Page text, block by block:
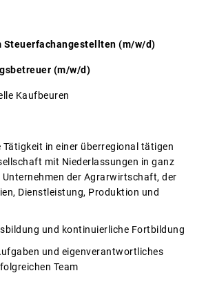
Steuerfachangestellten (m/w/d)
(m/w/d)
Kaufbeuren
Tätigkeit in einer überregional tätigen
mit Niederlassungen in ganz
Unternehmen der Agrarwirtschaft, der
Dienstleistung, Produktion und
und kontinuierliche Fortbildung
und eigenverantwortliches
Team